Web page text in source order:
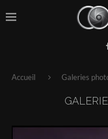
Accueil Galeries